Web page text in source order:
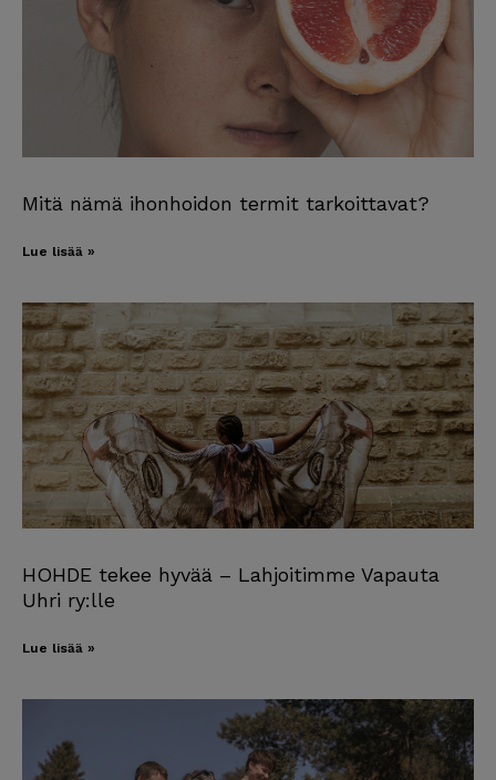
Mitä nämä ihonhoidon termit tarkoittavat?
Lue lisää »
HOHDE tekee hyvää – Lahjoitimme Vapauta
Uhri ry:lle
Lue lisää »